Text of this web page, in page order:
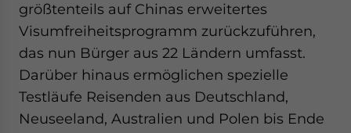
größtenteils auf Chinas erweitertes
Visumfreiheitsprogramm zurückzuführen,
das nun Bürger aus 22 Ländern umfasst.
Darüber hinaus ermöglichen spezielle
Testläufe Reisenden aus Deutschland,
Neuseeland, Australien und Polen bis Ende